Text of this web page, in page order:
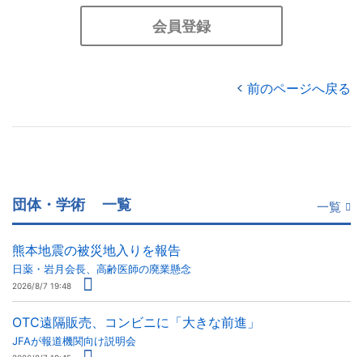
会員登録
前のページへ戻る
団体・学術 一覧 一覧
熊本地震の被災地入りを報告
日薬・岩月会長、高齢医師の廃業懸念
2026/8/7 19:48
OTC遠隔販売、コンビニに「大きな前進」
JFAが報道機関向け説明会